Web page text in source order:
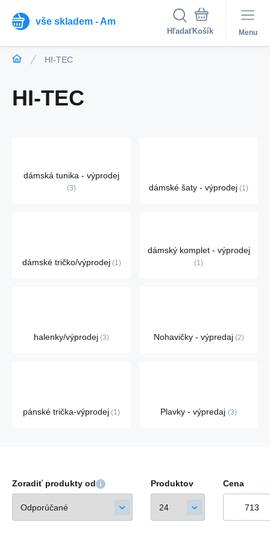
vše skladem - Am
Hľadať Menu
HI-TEC
HI-TEC
dámská tunika - výprodej
3 dámské šaty - výprodej 1
dámské tričko/výprodej 1
dámský komplet - výprodej
1
halenky/výprodej 3 Nohavičky - výpredaj 2
pánské trička-výprodej 1 Plavky - výpredaj 3
Zoradiť produkty od Produktov Cena